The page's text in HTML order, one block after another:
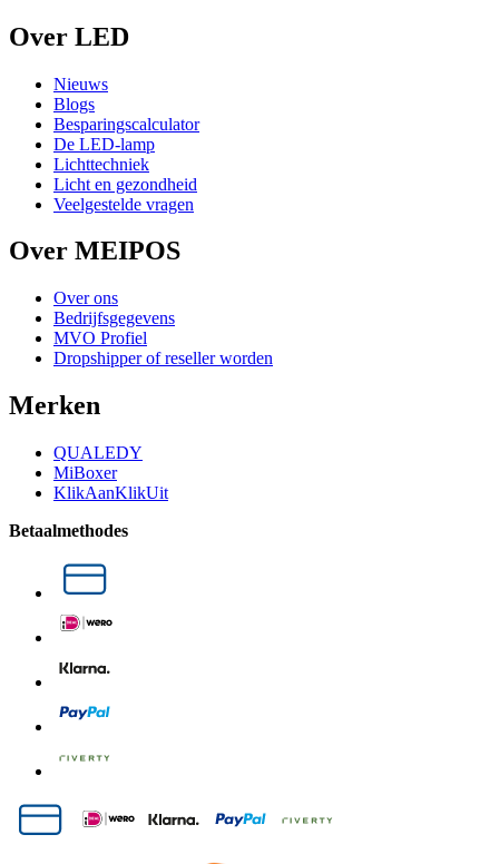
Over LED
Nieuws
Blogs
Besparingscalculator
De LED-lamp
Lichttechniek
Licht en gezondheid
Veelgestelde vragen
Over MEIPOS
Over ons
Bedrijfsgegevens
MVO Profiel
Dropshipper of reseller worden
Merken
QUALEDY
MiBoxer
KlikAanKlikUit
Betaalmethodes